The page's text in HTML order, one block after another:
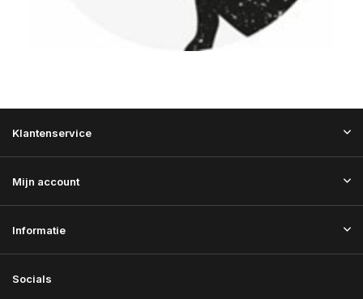
Klantenservice
Mijn account
Informatie
Socials